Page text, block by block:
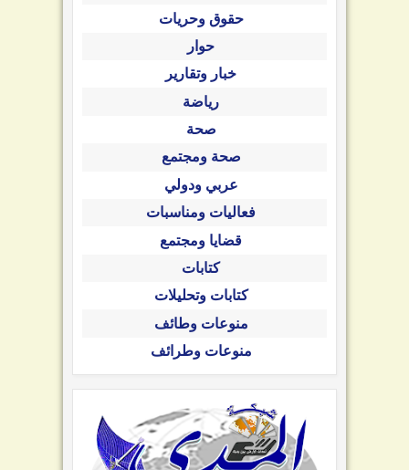
حقوق وحريات
حوار
خبار وتقارير
رياضة
صحة
صحة ومجتمع
عربي ودولي
فعاليات ومناسبات
قضايا ومجتمع
كتابات
كتابات وتحليلات
منوعات وطائف
منوعات وطرائف